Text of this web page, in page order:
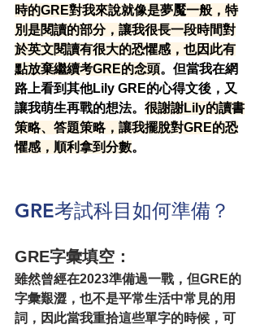
時的GRE對我來說就像是夢魘一般，特
別是閱讀的部分，讓我很長一段時間對
於英文閱讀有很大的恐懼感，也因此有
點放棄繼續考GRE的念頭。但當我在網
路上看到其他Lily GRE的心得文後，又
讓我萌生再戰的想法。 很謝謝Lily的讀書
策略、答題策略，讓我擺脫對GRE的恐
懼感，順利拿到分數。
GRE考試科目如何準備？
GRE字彙填空：
雖然曾經在2023準備過一戰，但GRE的
字彙艱澀，也不是平常生活中常見的用
詞，因此當我重拾這些單字的時候，可